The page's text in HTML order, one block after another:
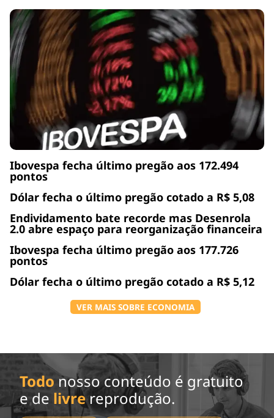
Ibovespa fecha último pregão aos 172.494
pontos
Dólar fecha o último pregão cotado a R$ 5,08
Endividamento bate recorde mas Desenrola
2.0 abre espaço para reorganização financeira
Ibovespa fecha último pregão aos 177.726
pontos
Dólar fecha o último pregão cotado a R$ 5,12
VER MAIS SOBRE ECONOMIA
Todo nosso conteúdo é gratuito
e de livrereprodução.